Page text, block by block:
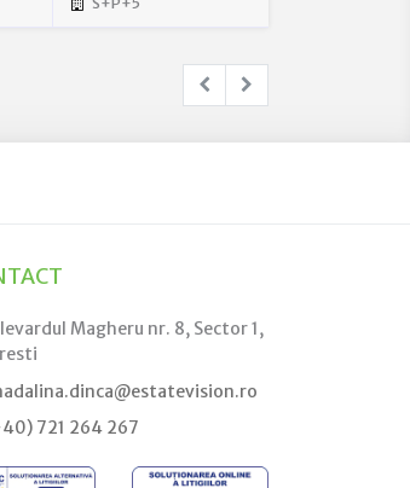
Magheru nr. 8, Sector 1,
721 264 267